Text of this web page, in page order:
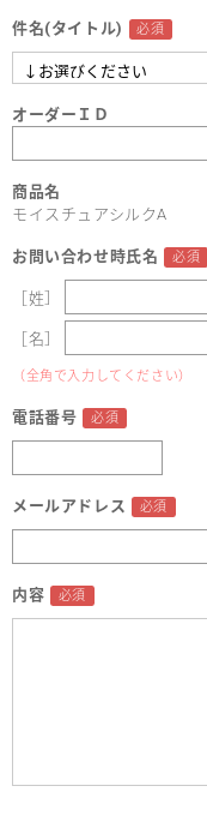
件名(タイトル)
オーダーＩＤ
商品名
モイスチュアシルクA
お問い合わせ時氏名
［姓］
［名］
（全角で入力してください）
電話番号
メールアドレス
内容